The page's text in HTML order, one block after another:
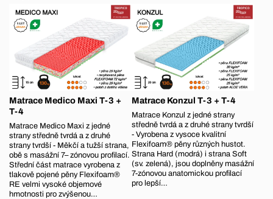
Matrace Medico Maxi T-3 +
T-4
Matrace Medico Maxi z jedné
strany středně tvrdá a z druhé
strany tvrdší - Měkčí a tužší strana,
obě s masážní 7– zónovou profilací.
Střední část matrace vyrobena z
tlakově pojené pěny Flexifoam®
RE velmi vysoké objemové
hmotnosti pro zvýšenou…
Matrace Konzul T-3 + T-4
Matrace Konzul z jedné strany
středně tvrdá a z druhé strany tvrdší
- Vyrobena z vysoce kvalitní
Flexifoam® pěny různých hustot.
Strana Hard (modrá) i strana Soft
(sv. zelená), jsou doplněny masážní
7-zónovou anatomickou profilací
pro lepší…